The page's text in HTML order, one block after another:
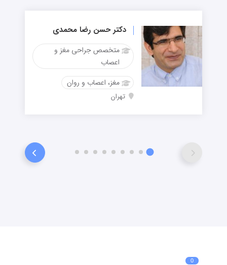
دکتر حسن رضا محمدی
متخصص جراحی مغز و
اعصاب
مغز، اعصاب و روان
تهران
0